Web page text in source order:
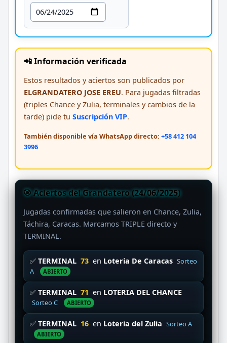
📲 Información verificada
Estos resultados y aciertos son publicados por
ELGRANDATERO JOSE EREU. Para jugadas filtradas
(triples Chance y Zulia, terminales y cambios de la
tarde) pide tu Suscripción VIP.
También disponible vía WhatsApp directo: +58 412 104
3996
🎯 Aciertos del Grandatero (24/06/2025)
Jugadas confirmadas que salieron en Chance, Zulia,
Táchira, Caracas. Marcamos TRIPLE directo y
TERMINAL.
✅ TERMINAL 73 en Loteria De Caracas Sorteo
A
ABIERTO
✅ TERMINAL 71 en LOTERIA DEL CHANCE
Sorteo C ABIERTO
✅ TERMINAL 16 en Loteria del Zulia Sorteo A
ABIERTO